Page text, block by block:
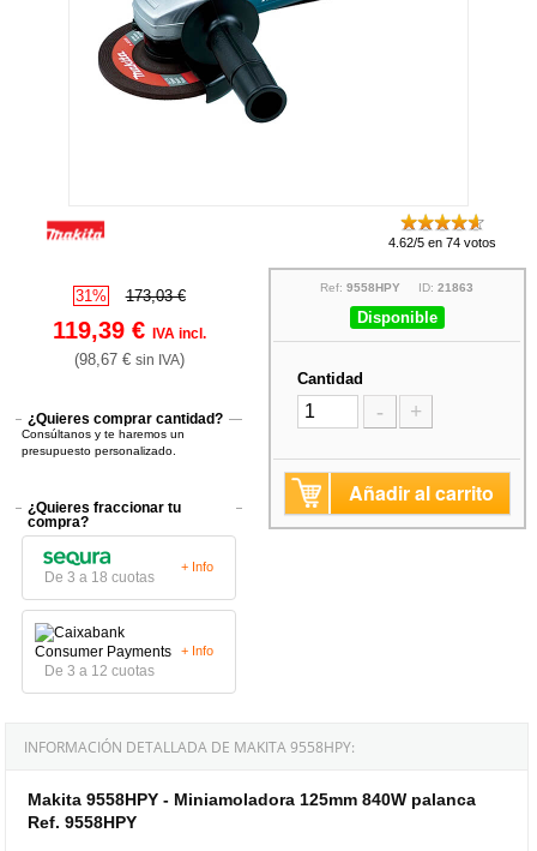
4.62/5 en 74 votos
31% 173,03 €
119,39 € IVA incl.
(98,67 € sin IVA)
¿Quieres comprar cantidad?
Consúltanos y te haremos un
presupuesto personalizado.
¿Quieres fraccionar tu
compra?
De 3 a 18 cuotas
+ Info
De 3 a 12 cuotas
+ Info
Ref:9558HPY ID:21863
Disponible
Cantidad
- +
Añadir al carrito
INFORMACIÓN DETALLADA DE MAKITA 9558HPY:
Makita 9558HPY - Miniamoladora 125mm 840W palanca
Ref. 9558HPY